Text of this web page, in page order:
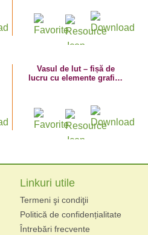
Vasul de lut – fișă de
lucru cu elemente grafice
Linkuri utile
Termeni şi condiţii
Politică de confidențialitate
Întrebări frecvente